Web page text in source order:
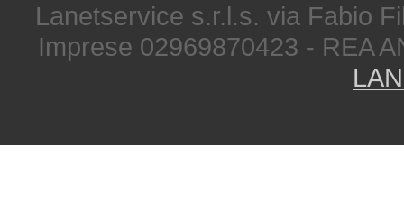
Lanetservice s.r.l.s. via Fabio
Imprese 02969870423 - REA